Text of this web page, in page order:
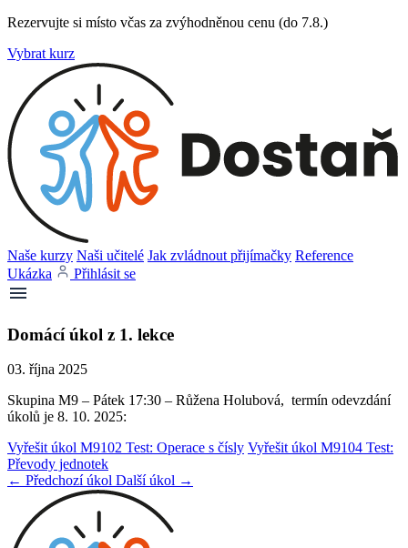
Rezervujte si místo včas za zvýhodněnou cenu (do 7.8.)
Vybrat kurz
Naše kurzy Naši učitelé Jak zvládnout přijímačky Reference
Ukázka
Přihlásit se
Domácí úkol z 1. lekce
03. října 2025
Skupina M9 – Pátek 17:30 – Růžena Holubová, termín odevzdání
úkolů je 8. 10. 2025:
Vyřešit úkol M9102 Test: Operace s čísly Vyřešit úkol M9104 Test:
Převody jednotek
← Předchozí úkol Další úkol →